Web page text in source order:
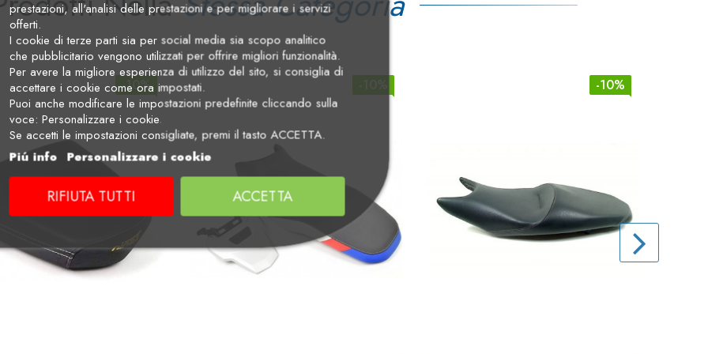
-10% -10% -10%
prestazioni, all'analisi delle prestazioni e per migliorare i servizi
offerti.
I cookie di terze parti sia per social media sia scopo analitico
che pubblicitario vengono utilizzati per offrire migliori funzionalità.
Per avere la migliore esperienza di utilizzo del sito, si consiglia di
accettare i cookie come ora impostati.
Puoi anche modificare le impostazioni predefinite cliccando sulla
voce: Personalizzare i cookie.
Se accetti le impostazioni consigliate, premi il tasto ACCETTA.
Piú info Personalizzare i cookie
RIFIUTA TUTTI ACCETTA